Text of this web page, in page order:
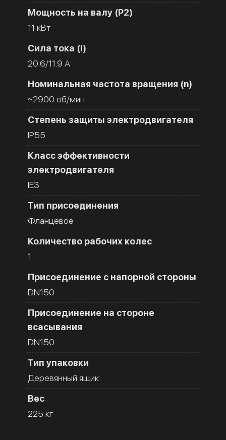
Мощность на валу (Р2)
11 кВт
Сила тока (I)
20.6/11.9 A
Номинальная частота вращения (n)
~2900 об/мин
Степень защиты электродвигателя
IP55
Класс эффективности
электродвигателя
IE3
Тип присоединения
Фланцевое
Количество рабочих колес
1
Присоединение с напорной стороны
DN150
Присоединение на стороне
всасывания
DN150
Тип упаковки
Деревянный ящик
Вес
225 кг